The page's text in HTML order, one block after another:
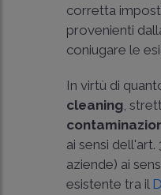
corretta
provenienti
coniugare le
In virtù di
cleaning,
ai sensi
aziende) ai
esistente tra il